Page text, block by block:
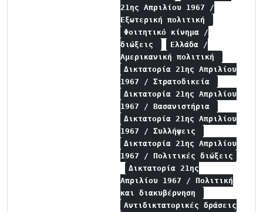
21ης Απριλίου 1967 /
Εξωτερική πολιτική
Φοιτητικό κίνημα /
διώξεις
Ελλάδα /
Αμερικανική πολιτική
Δικτατορία 21ης Απριλίου
1967 / Στρατοδικεία
Δικτατορία 21ης Απριλίου
1967 / Βασανιστήρια
Δικτατορία 21ης Απριλίου
1967 / Συλλήψεις
Δικτατορία 21ης Απριλίου
1967 / Πολιτικές διώξεις
Δικτατορία 21ης
Απριλίου 1967 / Πολιτική
και διακυβέρνηση
Αντιδικτατορικές δράσεις